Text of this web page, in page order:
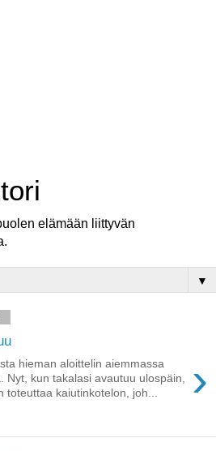
elämään liittyvän
▼
›
hieman aloittelin aiemmassa
Nyt, kun takalasi avautuu ulospäin,
toteuttaa kaiutinkotelon, joh...